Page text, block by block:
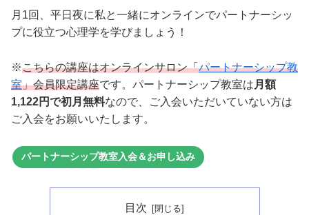
月1回、平日夜に私と一緒にオンラインでパートナーシッ
プに役立つ心理学を学びましょう！
※こちらの講座はオンラインサロン「パートナーシップ教
室」会員限定講座です。パートナーシップ教室は 月額
1,122円で初月無料なので、ご入会いただいていない方は
ご入会をお願いいたします。
パートナーシップ教室入会＆お申し込み
目次